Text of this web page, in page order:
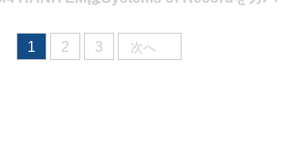
1 2 3 次へ